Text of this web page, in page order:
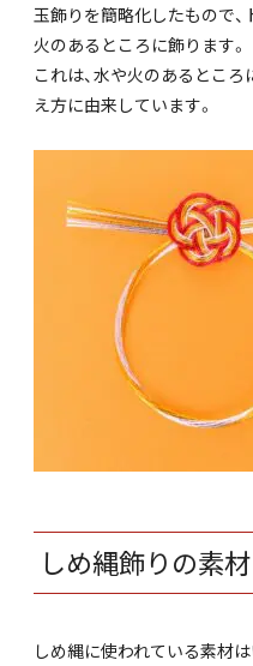
玉飾りを簡略化したもので
火のあるところに飾ります。
これは、水や火のあるとこ
え方に由来しています。
しめ縄飾りの素材
しめ縄に使われている素材